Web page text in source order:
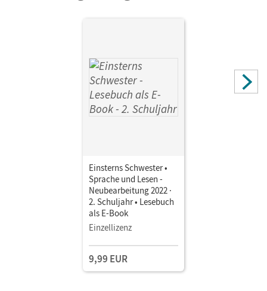
Einsterns Schwester •
Sprache und Lesen -
Neubearbeitung 2022 ·
2. Schuljahr • Lesebuch
als E-Book
Einzellizenz
9,99 EUR